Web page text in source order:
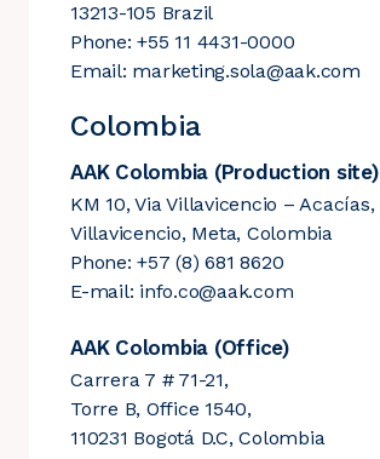
13213-105 Brazil
Phone: +55 11 4431-0000
Email: marketing.sola@aak.com
Colombia
AAK Colombia (Production site)
KM 10, Via Villavicencio – Acacías,
Villavicencio, Meta, Colombia
Phone: +57 (8) 681 8620
E-mail: info.co@aak.com
AAK Colombia (Office)
Carrera 7 # 71-21,
Torre B, Office 1540,
110231 Bogotá D.C, Colombia